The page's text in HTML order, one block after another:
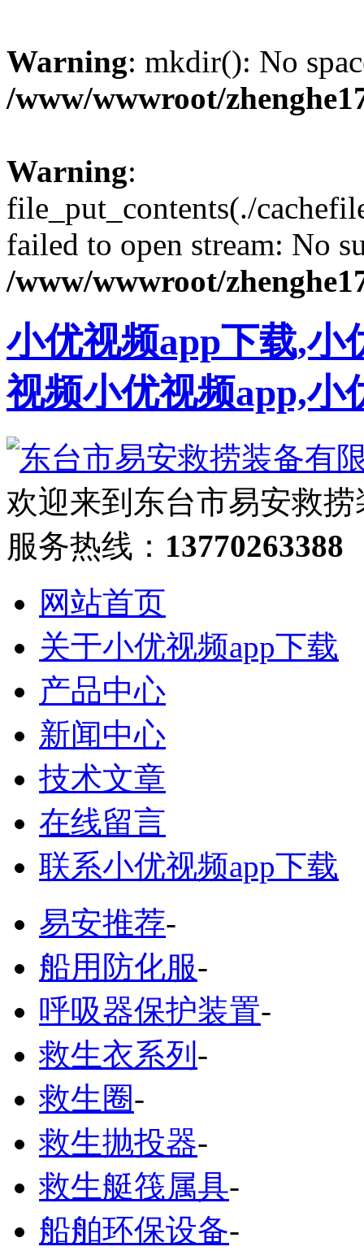
Warning: mkdir(): No
/www/wwwroot/
Warning:
file_put_contents(./
failed to open stream: No
/www/wwwroot/
小优视频app下载,小
视频小优视频app,小
欢迎来到东台市易安救
服务热线： 13770263388
网站首页
关于小优视频app下载
产品中心
新闻中心
技术文章
在线留言
联系小优视频app下载
易安推荐-
船用防化服-
呼吸器保护装置-
救生衣系列 -
救生圈-
救生抛投器-
救生艇筏属具-
船舶环保设备-